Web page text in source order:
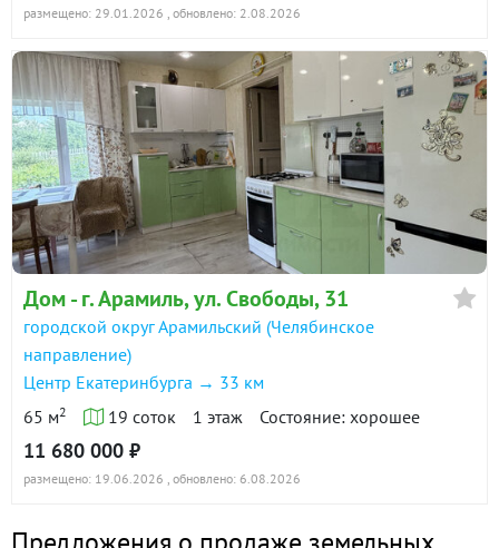
размещено: 29.01.2026 , обновлено: 2.08.2026
Дом - г. Арамиль, ул. Свободы, 31
городской округ Арамильский (Челябинское
направление)
Центр Екатеринбурга → 33 км
65 м2 19 соток 1 этаж Состояние: хорошее
11 680 000 ₽
размещено: 19.06.2026 , обновлено: 6.08.2026